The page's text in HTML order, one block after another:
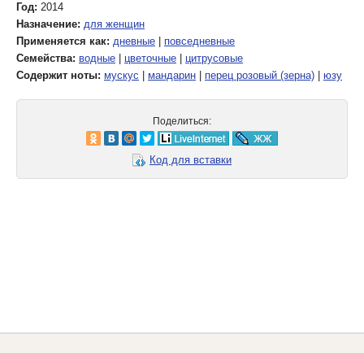
Год: 2014
Назначение: для женщин
Применяется как: дневные
повседневные
Семейства: водные цветочные
цитрусовые
Содержит ноты: мускус мандарин перец розовый (зерна) юзу
Поделиться:
Код для вставки